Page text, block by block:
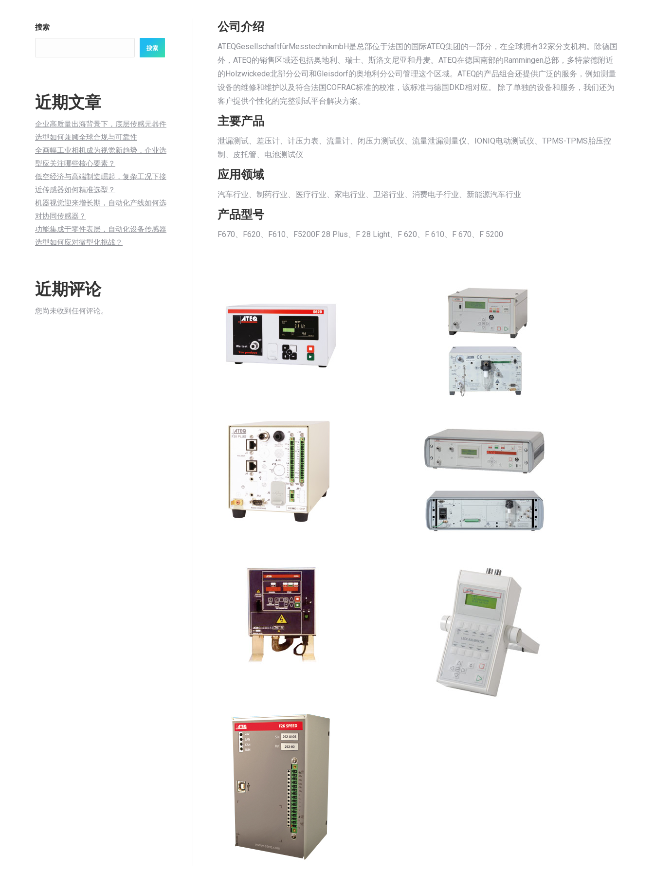
公司介绍
ATEQGesellschaftfürMesstechnikmbH是总部位于法国的国际ATEQ集团的一部分，在全球拥有32家分支机构。除德国
外，ATEQ的销售区域还包括奥地利、瑞士、斯洛文尼亚和丹麦。ATEQ在德国南部的Rammingen总部，多特蒙德附近
的Holzwickede北部分公司和Gleisdorf的奥地利分公司管理这个区域。ATEQ的产品组合还提供广泛的服务，例如测量
设备的维修和维护以及符合法国COFRAC标准的校准，该标准与德国DKD相对应。 除了单独的设备和服务，我们还为
客户提供个性化的完整测试平台解决方案。
主要产品
泄漏测试、差压计、计压力表、流量计、闭压力测试仪、流量泄漏测量仪、IONIQ电动测试仪、TPMS-TPMS胎压控
制、皮托管、电池测试仪
应用领域
汽车行业、制药行业、医疗行业、家电行业、卫浴行业、消费电子行业、新能源汽车行业
产品型号
F670、F620、F610、F5200F 28 Plus、F 28 Light、F 620、F 610、F 670、F 5200
搜索
搜索
近期文章
企业高质量出海背景下，底层传感元器件
选型如何兼顾全球合规与可靠性
全画幅工业相机成为视觉新趋势，企业选
型应关注哪些核心要素？
低空经济与高端制造崛起，复杂工况下接
近传感器如何精准选型？
机器视觉迎来增长期，自动化产线如何选
对协同传感器？
功能集成于零件表层，自动化设备传感器
选型如何应对微型化挑战？
近期评论
您尚未收到任何评论。